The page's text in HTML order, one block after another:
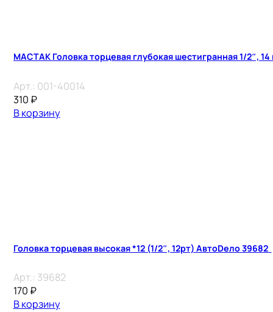
МАСТАК Головка торцевая глубокая шестигранная 1/2″, 14
Арт.: 001-40014
310 ₽
В корзину
Головка торцевая высокая *12 (1/2″, 12рт) АвтоDело 39682
Арт.: 39682
170 ₽
В корзину